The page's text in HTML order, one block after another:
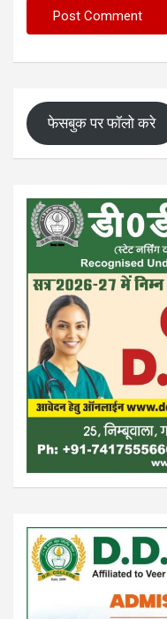
फेसबुक पर फॉलो करे